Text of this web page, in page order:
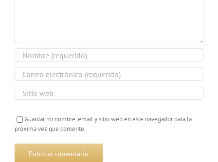
Guardar mi nombre, email y sitio web en este navegador para la
próxima vez que comente.